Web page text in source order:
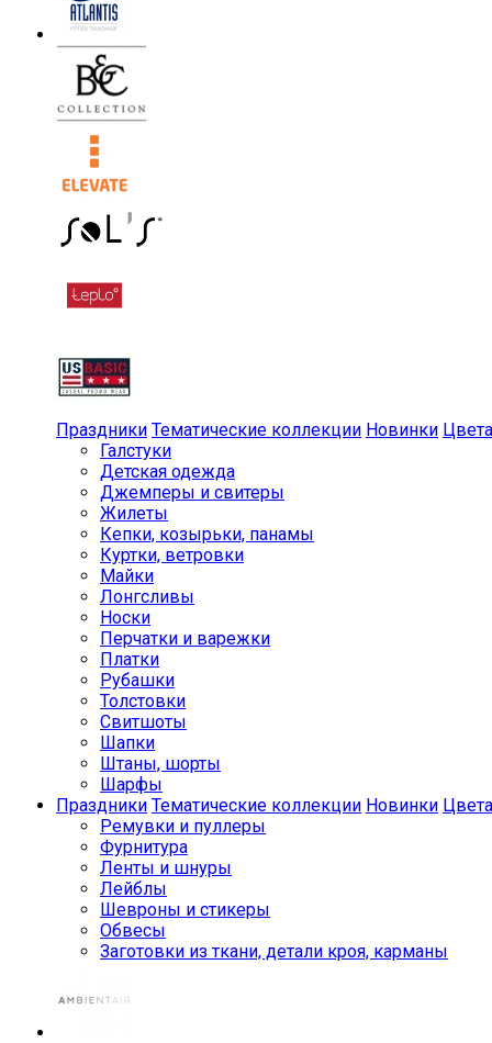
Праздники Тематические коллекции Новинки Цвета
Галстуки
Детская одежда
Джемперы и свитеры
Жилеты
Кепки, козырьки, панамы
Куртки, ветровки
Майки
Лонгсливы
Носки
Перчатки и варежки
Платки
Рубашки
Толстовки
Свитшоты
Шапки
Штаны, шорты
Шарфы
Праздники Тематические коллекции Новинки Цвета
Ремувки и пуллеры
Фурнитура
Ленты и шнуры
Лейблы
Шевроны и стикеры
Обвесы
Заготовки из ткани, детали кроя, карманы